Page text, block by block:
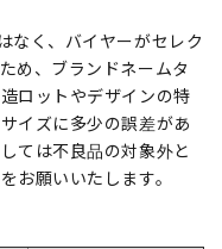
なく、バイヤーがセレク
め、ブランドネームタ
ロットやデザインの特
イズに多少の誤差があ
ては不良品の対象外と
お願いいたします。